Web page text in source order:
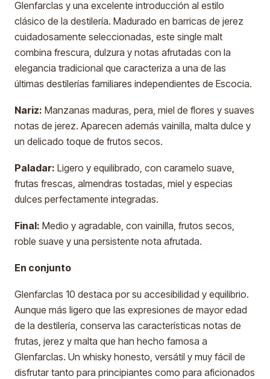
Glenfarclas y una excelente introducción al estilo
clásico de la destilería. Madurado en barricas de jerez
cuidadosamente seleccionadas, este single malt
combina frescura, dulzura y notas afrutadas con la
elegancia tradicional que caracteriza a una de las
últimas destilerías familiares independientes de Escocia.
Nariz: Manzanas maduras, pera, miel de flores y suaves
notas de jerez. Aparecen además vainilla, malta dulce y
un delicado toque de frutos secos.
Paladar: Ligero y equilibrado, con caramelo suave,
frutas frescas, almendras tostadas, miel y especias
dulces perfectamente integradas.
Final: Medio y agradable, con vainilla, frutos secos,
roble suave y una persistente nota afrutada.
En conjunto
Glenfarclas 10 destaca por su accesibilidad y equilibrio.
Aunque más ligero que las expresiones de mayor edad
de la destilería, conserva las características notas de
frutas, jerez y malta que han hecho famosa a
Glenfarclas. Un whisky honesto, versátil y muy fácil de
disfrutar tanto para principiantes como para aficionados